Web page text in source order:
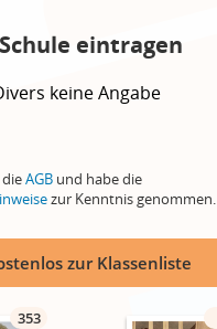
eintragen
keine Angabe
AGB und habe die
zur Kenntnis genommen.
zur Klassenliste
353